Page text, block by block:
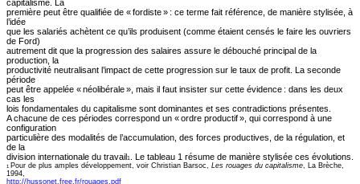
capitalisme. La
première peut être qualifiée de « fordiste » : ce terme fait référence, de manière stylisée, à
l’idée
que les salariés achètent ce qu’ils produisent (comme étaient censés le faire les ouvriers
de Ford)
autrement dit que la progression des salaires assure le débouché principal de la
production, la
productivité neutralisant l’impact de cette progression sur le taux de profit. La seconde
période
peut être appelée « néolibérale », mais il faut insister sur cette évidence : dans les deux
cas les
lois fondamentales du capitalisme sont dominantes et ses contradictions présentes.
A chacune de ces périodes correspond un « ordre productif », qui correspond à une
configuration
particulière des modalités de l’accumulation, des forces productives, de la régulation, et
de la
division internationale du travail1 . Le tableau 1 résume de manière stylisée ces évolutions.
1 Pour de plus amples développement, voir Christian Barsoc, Les rouages du capitalisme, La Brèche,
1994,
http://hussonet.free.fr/rouages.pdf